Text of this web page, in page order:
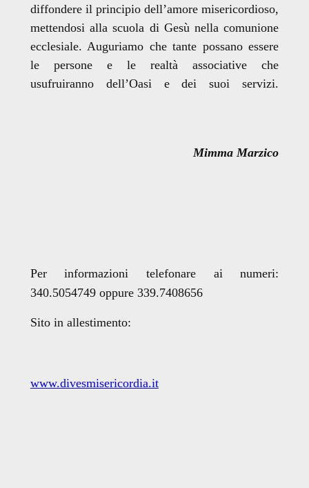
diffondere il principio dell’amore misericordioso,
mettendosi alla scuola di Gesù nella comunione
ecclesiale. Auguriamo che tante possano essere
le persone e le realtà associative che
usufruiranno dell’Oasi e dei suoi servizi.
Mimma Marzico
Per informazioni telefonare ai numeri:
340.5054749 oppure 339.7408656
Sito in allestimento:
www.divesmisericordia.it